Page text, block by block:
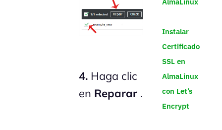
4. Haga clic
en Reparar .
Instalar
Certificado
SSL en
AlmaLinux
con Let’s
Encrypt